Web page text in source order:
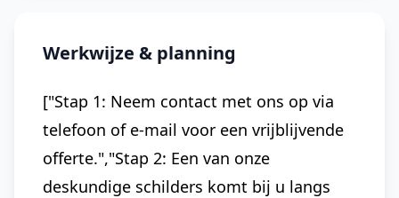
Werkwijze & planning
["Stap 1: Neem contact met ons op via
telefoon of e-mail voor een vrijblijvende
offerte.","Stap 2: Een van onze
deskundige schilders komt bij u langs